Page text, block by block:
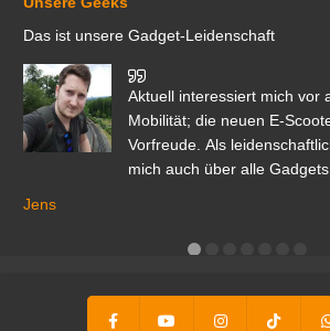
Das ist unsere Gadget-Leidenschaft
Aktuell interessiert mich vor
Mobilität; die neuen E-
Vorfreude. Als
mich auch über alle
Jens